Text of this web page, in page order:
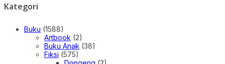
Kategori
Buku (1588)
Artbook (2)
Buku Anak (38)
Fiksi (575)